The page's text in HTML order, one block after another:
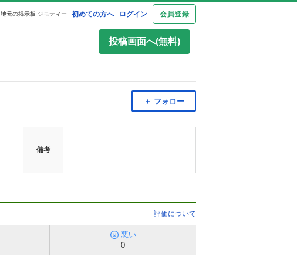
初めての方へ ログイン 会員登録
地元の掲示板 ジモティー
投稿画面へ(無料)
＋ フォロー
備考
-
評価について
悪い
0